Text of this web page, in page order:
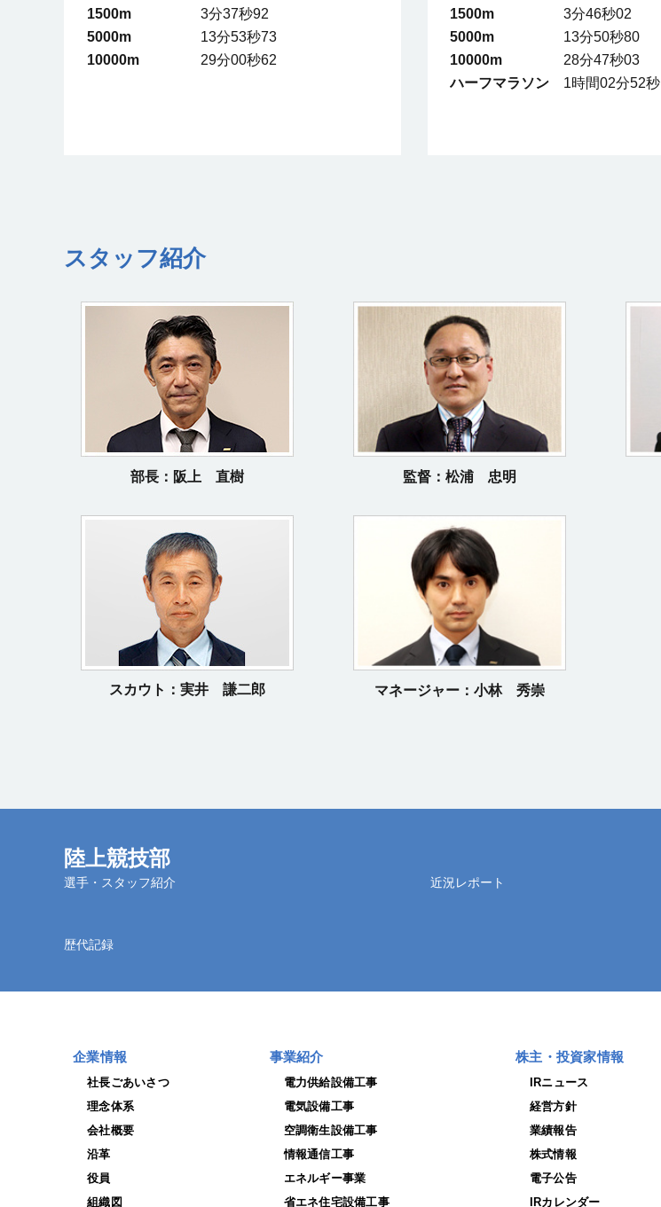
1500m
3分37秒92
5000m
13分53秒73
10000m
29分00秒62
1500m
3分46秒02
5000m
13分50秒80
10000m
28分47秒03
ハーフマラソン
1時間02分52秒
スタッフ紹介
部長：阪上 直樹 監督：松浦 忠明
スカウト：実井 謙二郎 マネージャー：小林 秀崇
陸上競技部
選手・スタッフ紹介 近況レポート
歴代記録
企業情報
社長ごあいさつ
理念体系
会社概要
沿革
役員
組織図
事業紹介
電力供給設備工事
電気設備工事
空調衛生設備工事
情報通信工事
エネルギー事業
省エネ住宅設備工事
株主・投資家情報
IRニュース
経営方針
業績報告
株式情報
電子公告
IRカレンダー